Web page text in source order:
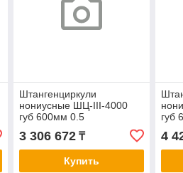
Штангенциркули
нониусные ШЦ-III-4000
губ 600мм 0.5
3 306 672₸
Купить
губ
4